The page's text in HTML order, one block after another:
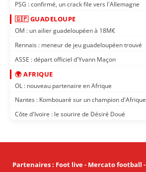
PSG : confirmé, un crack file vers l'Allemagne
🇬🇵 GUADELOUPE
OM : un ailier guadeloupéen à 18M€
Rennais : meneur de jeu guadeloupéen trouvé
ASSE : départ officiel d'Yvann Maçon
🌍 AFRIQUE
OL : nouveau partenaire en Afrique
Nantes : Kombouaré sur un champion d'Afrique
Côte d'Ivoire : le sourire de Désiré Doué
Partenaires: Foot live- Mercato football -